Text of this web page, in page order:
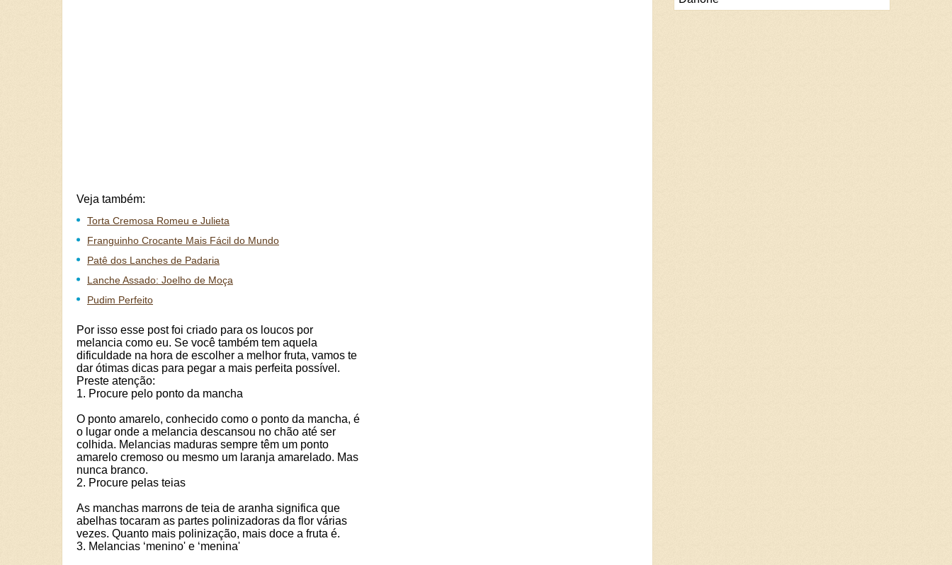
Veja também:
Torta Cremosa Romeu e Julieta
Franguinho Crocante Mais Fácil do Mundo
Patê dos Lanches de Padaria
Lanche Assado: Joelho de Moça
Pudim Perfeito
Por isso esse post foi criado para os loucos por
melancia como eu. Se você também tem aquela
dificuldade na hora de escolher a melhor fruta, vamos te
dar ótimas dicas para pegar a mais perfeita possível.
Preste atenção:
1. Procure pelo ponto da mancha
O ponto amarelo, conhecido como o ponto da mancha, é
o lugar onde a melancia descansou no chão até ser
colhida. Melancias maduras sempre têm um ponto
amarelo cremoso ou mesmo um laranja amarelado. Mas
nunca branco.
2. Procure pelas teias
As manchas marrons de teia de aranha significa que
abelhas tocaram as partes polinizadoras da flor várias
vezes. Quanto mais polinização, mais doce a fruta é.
3. Melancias ‘menino' e ‘menina'